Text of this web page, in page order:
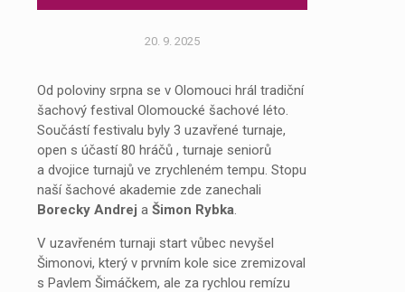
20. 9. 2025
Od poloviny srpna se v Olomouci hrál tradiční
šachový festival Olomoucké šachové léto.
Součástí festivalu byly 3 uzavřené turnaje,
open s účastí 80 hráčů , turnaje seniorů
a dvojice turnajů ve zrychleném tempu. Stopu
naší šachové akademie zde zanechali
Borecky Andrej a Šimon Rybka.
V uzavřeném turnaji start vůbec nevyšel
Šimonovi, který v prvním kole sice zremizoval
s Pavlem Šimáčkem, ale za rychlou remízu